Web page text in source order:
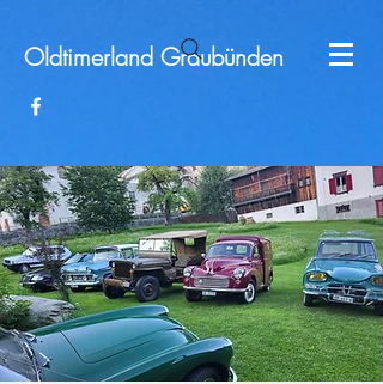
Oldtimerland Graubünden